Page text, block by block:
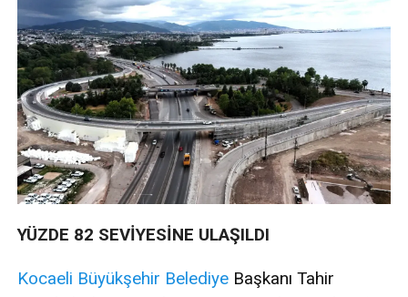
YÜZDE 82 SEVİYESİNE ULAŞILDI
Kocaeli Büyükşehir Belediye Başkanı Tahir